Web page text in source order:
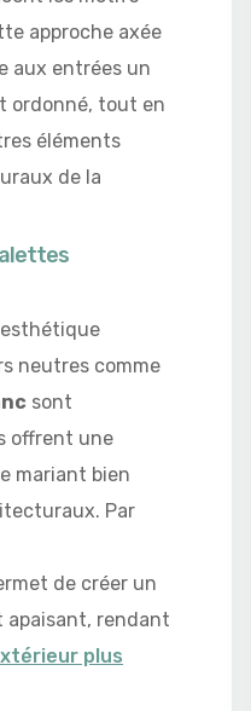
approche axée
aux entrées un
ordonné, tout en
éléments
de la
neutres comme
sont
offrent une
mariant bien
Par
de créer un
rendant
plus